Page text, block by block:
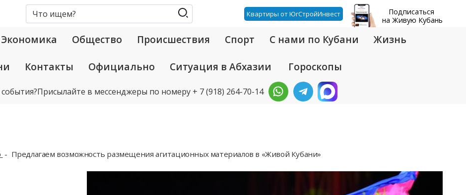
Квартиры от ЮгСтройИнвест
Подписаться
на Живую Кубань
Экономика Общество Происшествия Спорт С нами по Кубани Жизнь
Контакты Официально Ситуация в Абхазии Гороскопы
Присылайте в мессенджеры по номеру + 7 (918) 264-70-14
Предлагаем возможность размещения агитационных материалов в «Живой Кубани»